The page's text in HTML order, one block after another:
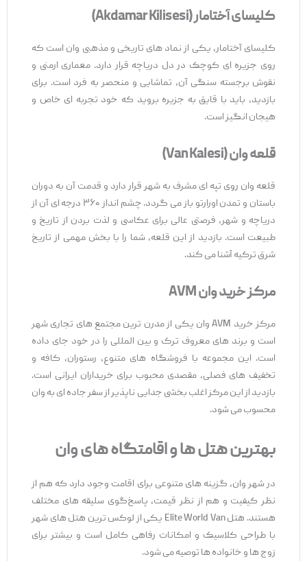
کلیسای آختامار(Akdamar Kilisesi)
کلیسای آختامار، یکی از نماد های تاریخی و مذهبی وان است که
روی جزیره ‌ای کوچک در دل دریاچه قرار دارد. معماری ارمنی و
نقوش برجسته سنگی آن، تماشایی و منحصر‌ به‌ فرد است. برای
بازدید، باید با قایق به جزیره بروید که خود تجربه ‌ای خاص و
هیجان ‌انگیز است.
قلعه وان(Van Kalesi)
قلعه وان روی تپه ‌ای مشرف به شهر قرار دارد و قدمت آن به دوران
باستان و تمدن اورارتو باز می‌ گردد. چشم ‌انداز ۳۶۰ درجه ‌ای آن از
دریاچه و شهر، فرصتی عالی برای عکاسی و لذت بردن از تاریخ و
طبیعت است. بازدید از این قلعه، شما را با بخش مهمی از تاریخ
شرق ترکیه آشنا می ‌کند.
مرکز خرید وانAVM
مرکز خرید AVM وان یکی از مدرن ‌ترین مجتمع‌ های تجاری شهر
است و برند های معروف ترک و بین ‌المللی را در خود جای داده
است. این مجموعه با فروشگاه‌ های متنوع، رستوران، کافه و
تخفیف‌ های فصلی، مقصدی محبوب برای خریداران ایرانی است.
بازدید از این مرکز اغلب بخشی جدایی ‌ناپذیر از سفر جاده ‌ای به وان
محسوب می ‌شود.
بهترین هتل ها و اقامتگاه های وان
در شهر وان، گزینه‌ های متنوعی برای اقامت وجود دارد که هم از
نظر کیفیت و هم از نظر قیمت، پاسخ‌گوی سلیقه ‌های مختلف
هستند. هتل Elite World Van یکی از لوکس ‌ترین هتل‌ های شهر
با طراحی کلاسیک و امکانات رفاهی کامل است و بیشتر برای
زوج‌ ها و خانواده‌ ها توصیه می ‌شود.